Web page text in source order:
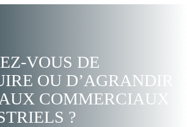
VOUS DE
OU D’AGRANDIR
COMMERCIAUX
?